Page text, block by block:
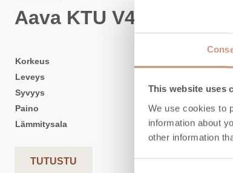
This website uses
We use cookies to
information about
other information
Aava KTU V4
Korkeus
Leveys
Syvyys
Paino
880-
Lämmitysala
20 -
TUTUSTU